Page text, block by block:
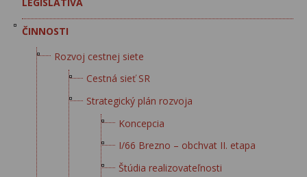
ČINNOSTI
Rozvoj cestnej siete
Cestná sieť SR
Strategický plán rozvoja
Koncepcia
I/66 Brezno – obchvat II. etapa
Štúdia realizovateľnosti